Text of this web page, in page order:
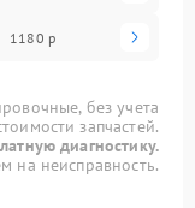
1180 р
без учета
запчастей.
диагностику.
на неисправность.